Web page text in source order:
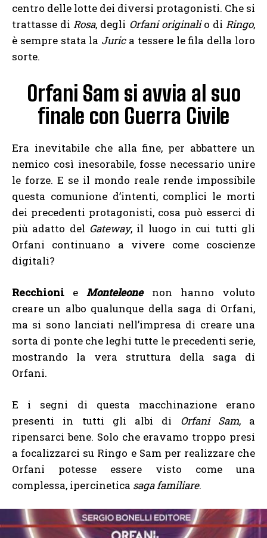
centro delle lotte dei diversi protagonisti. Che si
trattasse diRosa, degli Orfani originalio di Ringo,
è sempre stata la Jurica tessere le fila della loro
sorte.
Orfani Sam si avvia al suo
finale con Guerra Civile
Era inevitabile che alla fine, per abbattere un
nemico così inesorabile, fosse necessario unire
le forze. E se il mondo reale rende impossibile
questa comunione d’intenti, complici le morti
dei precedenti protagonisti, cosa può esserci di
più adatto del Gateway, il luogo in cui tutti gli
Orfani continuano a vivere come coscienze
digitali?
Recchioni e Monteleonenon hanno voluto
creare un albo qualunque della saga di Orfani,
ma si sono lanciati nell’impresa di creare una
sorta di ponte che leghi tutte le precedenti serie,
mostrando la vera struttura della saga di
Orfani.
E i segni di questa macchinazione erano
presenti in tutti gli albi di Orfani Sam, a
ripensarci bene. Solo che eravamo troppo presi
a focalizzarci su Ringo e Sam per realizzare che
Orfani potesse essere visto come una
complessa, ipercinetica saga familiare.